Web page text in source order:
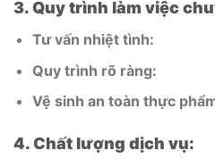
3. Quy trình làm việc
Tư vấn nhiệt tình:
Quy trình rõ ràng:
Vệ sinh an toàn thực
4. Chất lượng dịch vụ: